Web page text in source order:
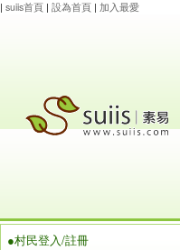
| suiis首頁 | 設為首頁 | 加入最愛
●村民登入/註冊